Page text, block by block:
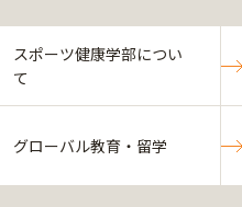
スポーツ健康学部につい
て
グローバル教育・留学